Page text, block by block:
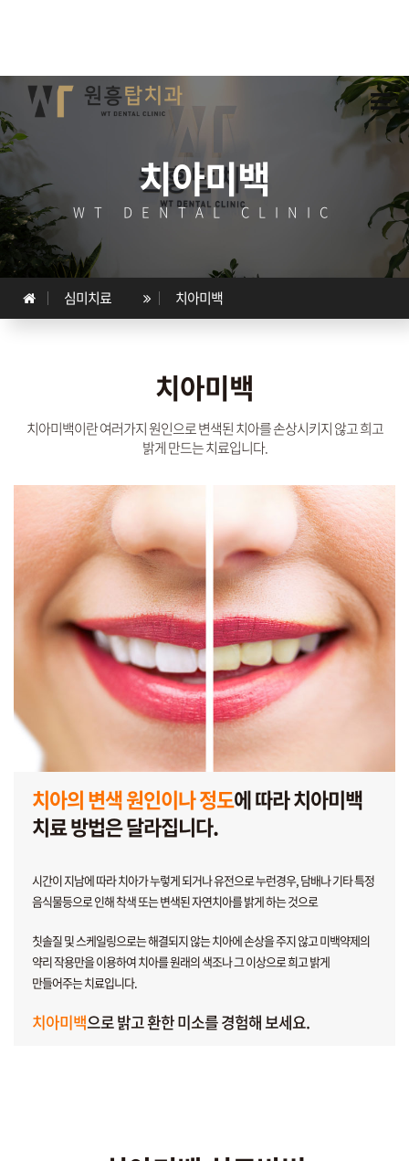
치아미백
WT DENTAL CLINIC
심미치료 치아미백
치아미백
치아미백이란 여러가지 원인으로 변색된 치아를 손상시키지 않고 희고
밝게 만드는 치료입니다.
치아의 변색 원인이나 정도에 따라치아미백
치료 방법은 달라집니다.
시간이 지남에 따라 치아가 누렇게 되거나 유전으로 누런경우, 담배나 기타 특정
음식물등으로 인해 착색 또는 변색된 자연치아를 밝게 하는 것으로
칫솔질 및 스케일링으로는 해결되지 않는 치아에 손상을 주지 않고 미백약제의
약리 작용만을 이용하여 치아를 원래의 색조나 그 이상으로 희고 밝게
만들어주는 치료입니다.
치아미백으로 밝고 환한 미소를 경험해 보세요.